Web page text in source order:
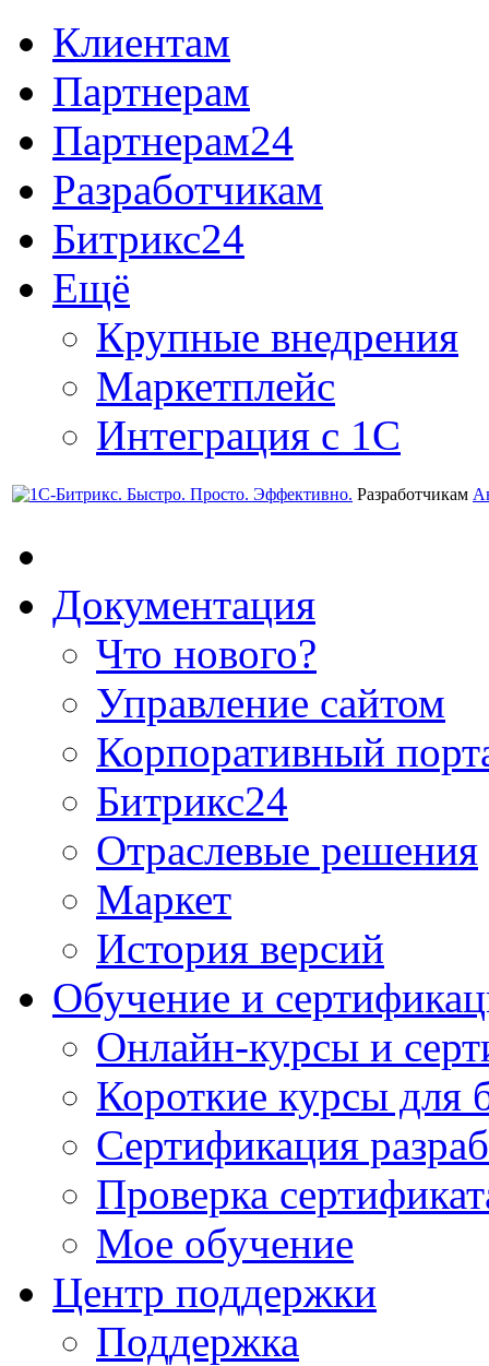
Клиентам
Партнерам
Партнерам24
Разработчикам
Битрикс24
Ещё
Крупные внедрения
Маркетплейс
Интеграция с 1С
Разработчикам
Документация
Что нового?
Управление сайтом
Корпоративный
Битрикс24
Отраслевые решения
Маркет
История версий
Обучение и
Онлайн-курсы и
Короткие курсы для
Сертификация
Проверка
Мое обучение
Центр поддержки
Поддержка